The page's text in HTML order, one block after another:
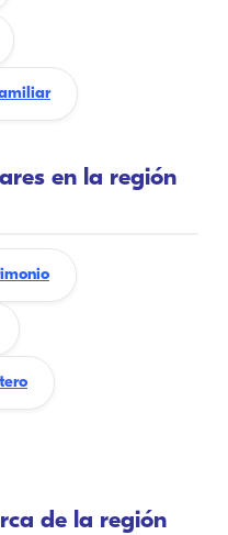
en la región
de la región